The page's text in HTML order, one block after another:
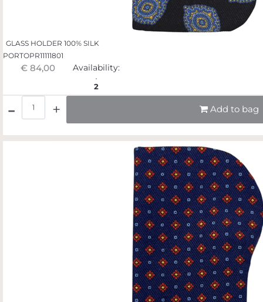
GLASS HOLDER 100% SILK
PORTOPR11111801
€ 84,00 Availability:
2
Add to bag